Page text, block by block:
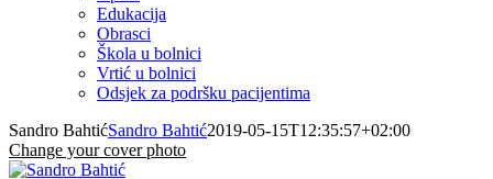
Edukacija
Obrasci
Škola u bolnici
Vrtić u bolnici
Odsjek za podršku pacijentima
Sandro BahtićSandro Bahtić2019-05-15T12:35:57+02:00
Change your cover photo